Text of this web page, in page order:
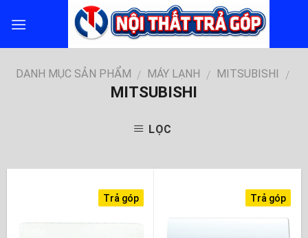
DANH MỤC SẢN PHẨM / MÁY LẠNH / MITSUBISHI /
MITSUBISHI
LỌC
Trả góp Trả góp